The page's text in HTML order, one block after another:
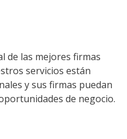
de las mejores firmas
servicios están
y sus firmas puedan
de negocio.